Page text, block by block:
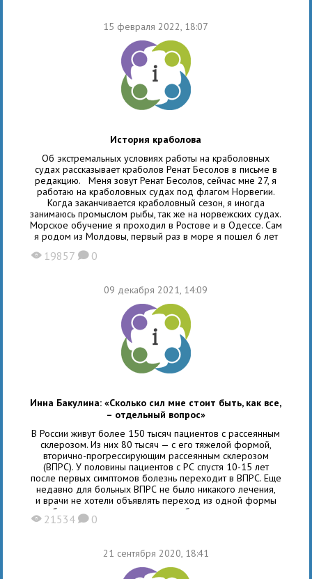
15 февраля 2022, 18:07
История краболова
Об экстремальных условиях работы на краболовных
судах рассказывает краболов Ренат Бесолов в письме в
редакцию. Меня зовут Ренат Бесолов, сейчас мне 27, я
работаю на краболовных судах под флагом Норвегии.
Когда заканчивается краболовный сезон, я иногда
занимаюсь промыслом рыбы, так же на норвежских судах.
Морское обучение я проходил в Ростове и в Одессе. Cам
я родом из Молдовы, первый раз в море я пошел 6 лет
X 19857 K 0
09 декабря 2021, 14:09
Инна Бакулина: «Сколько сил мне стоит быть, как все,
– отдельный вопрос»
В России живут более 150 тысяч пациентов с рассеянным
склерозом. Из них 80 тысяч — с его тяжелой формой,
вторично-прогрессирующим рассеянным склерозом
(ВПРС). У половины пациентов с РС спустя 10-15 лет
после первых симптомов болезнь переходит в ВПРС. Еще
недавно для больных ВПРС не было никакого лечения,
и врачи не хотели объявлять переход из одной формы
болезни в другую, потому что больше не могли
предложить пациенту лечения. Сами пациенты не всегда
X 21534 K 0
21 сентября 2020, 18:41